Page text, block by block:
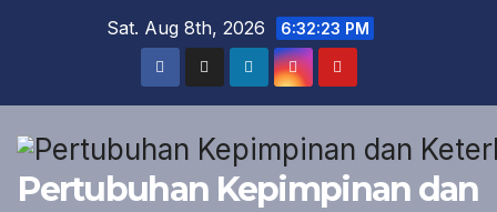
Sat. Aug 8th, 2026 6:32:24 PM
Pertubuhan Kepimpinan dan